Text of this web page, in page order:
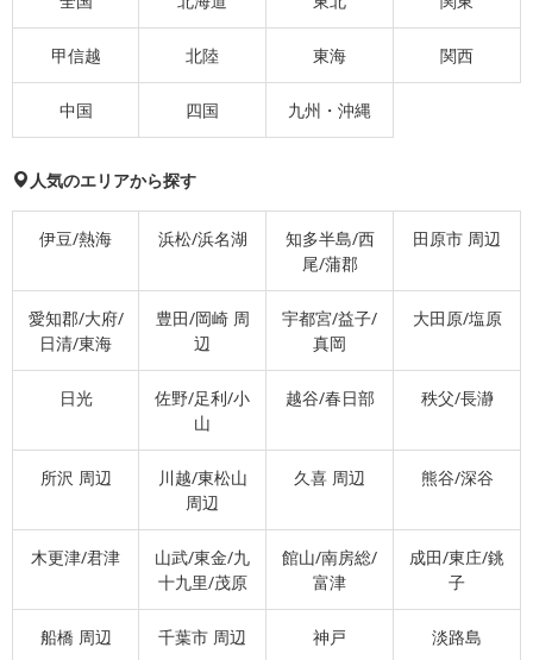
甲信越 北陸 東海 関西
中国 四国 九州・沖縄
人気のエリアから探す
伊豆/熱海 浜松/浜名湖
知多半島/西
尾/蒲郡
田原市 周辺
愛知郡/大府/
日清/東海
豊田/岡崎 周
辺
宇都宮/益子/
真岡
大田原/塩原
日光
佐野/足利/小
山
越谷/春日部 秩父/長瀞
所沢 周辺
川越/東松山
周辺
久喜 周辺 熊谷/深谷
木更津/君津
山武/東金/九
十九里/茂原
館山/南房総/
富津
成田/東庄/銚
子
船橋 周辺 千葉市 周辺 神戸 淡路島